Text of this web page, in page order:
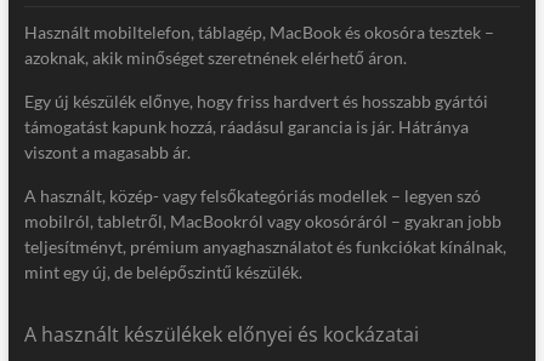
Használt mobiltelefon, táblagép, MacBook és okosóra tesztek –
azoknak, akik minőséget szeretnének elérhető áron.
Egy új készülék előnye, hogy friss hardvert és hosszabb gyártói
támogatást kapunk hozzá, ráadásul garancia is jár. Hátránya
viszont a magasabb ár.
A használt, közép- vagy felsőkategóriás modellek – legyen szó
mobilról, tabletről, MacBookról vagy okosóráról – gyakran jobb
teljesítményt, prémium anyaghasználatot és funkciókat kínálnak,
mint egy új, de belépőszintű készülék.
A használt készülékek előnyei és kockázatai